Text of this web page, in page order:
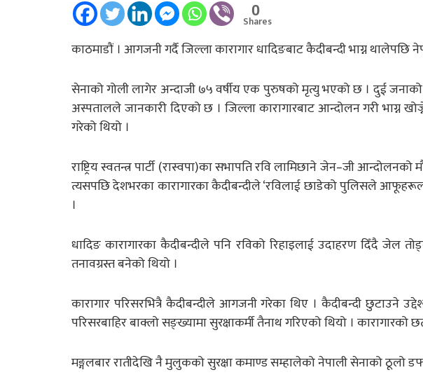
0
Shares
काठमाडौं । आगजनी गर्दै जिल्ला कारागार धादिङबाट कैदीबन्दी भाग्न
सेनाको गोली लागेर अन्दाजी ७५ वर्षीय एक पुरुषको मृत्यु भएको छ । दुई
अस्पतालले जानकारी दिएको छ । जिल्ला कारागारबाट आन्दोलन गरी भाग्न
गरेको थियो ।
राष्ट्रिय स्वतन्त्र पार्टी (रास्वपा)का सभापति रवि लामिछाने जेन–जी
त्यसपछि देशभरका कारागारका कैदीबन्दीले ‘रविलाई छाडेको पुलिसले
।
धादिङ कारागारका कैदीबन्दीले पनि रविको रिहाइलाई उदाहरण दिँदै जेल
तनावग्रस्त बनेको थियो ।
कारागार परिसरभित्रै कैदीबन्दीले आगजनी गरेका थिए । कैदीबन्दी छुटाउने
परिसरबाहिर बाक्लो सङ्ख्यामा सुरक्षाकर्मी तैनाथ गरिएको थियो । कारागारको
मङ्गलबार रातीदेखि नै मुलुकको सुरक्षा कमाण्ड सम्हालेको नेपाली सेनाको ठूलो